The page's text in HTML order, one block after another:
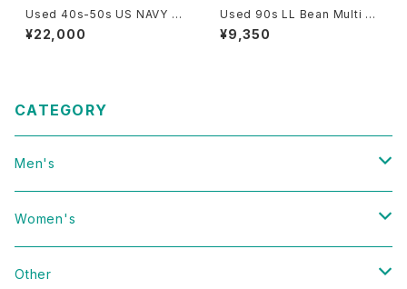
Used 40s-50s US NAVY Bl
ue Chambray Cut Off Shirt
Size 14 1/2 古着
¥22,000
Used 90s LL Bean Multi C
olor Stripes Cotton Shirt Si
ze XL 古着
¥9,350
CATEGORY
Men's
Vintage
Domestic
Women's
Vintage
Other